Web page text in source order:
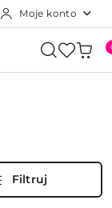
Moje konto
Filtruj